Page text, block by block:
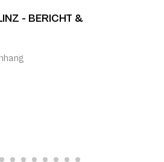
- BERICHT &